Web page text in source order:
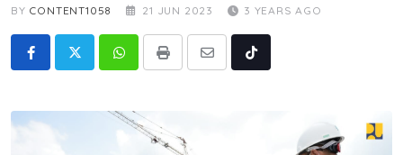
BY CONTENT1058 21 JUN 2023 3 YEARS AGO
WhatsappPrint
Share
Tiktok